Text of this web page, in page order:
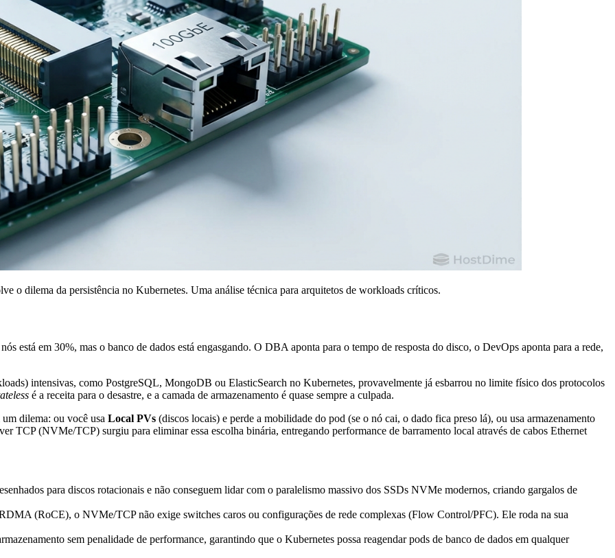
o dilema da persistência no Kubernetes. Uma análise técnica para arquitetos de workloads críticos.
está em 30%, mas o banco de dados está engasgando. O DBA aponta para o tempo de resposta do disco, o DevOps aponta para a rede,
intensivas, como PostgreSQL, MongoDB ou ElasticSearch no Kubernetes, provavelmente já esbarrou no limite físico dos protocolos
é a receita para o desastre, e a camada de armazenamento é quase sempre a culpada.
dilema: ou você usa Local PVs (discos locais) e perde a mobilidade do pod (se o nó cai, o dado fica preso lá), ou usa armazenamento
(NVMe/TCP) surgiu para eliminar essa escolha binária, entregando performance de barramento local através de cabos Ethernet
para discos rotacionais e não conseguem lidar com o paralelismo massivo dos SSDs NVMe modernos, criando gargalos de
(RoCE), o NVMe/TCP não exige switches caros ou configurações de rede complexas (Flow Control/PFC). Ele roda na sua
sem penalidade de performance, garantindo que o Kubernetes possa reagendar pods de banco de dados em qualquer